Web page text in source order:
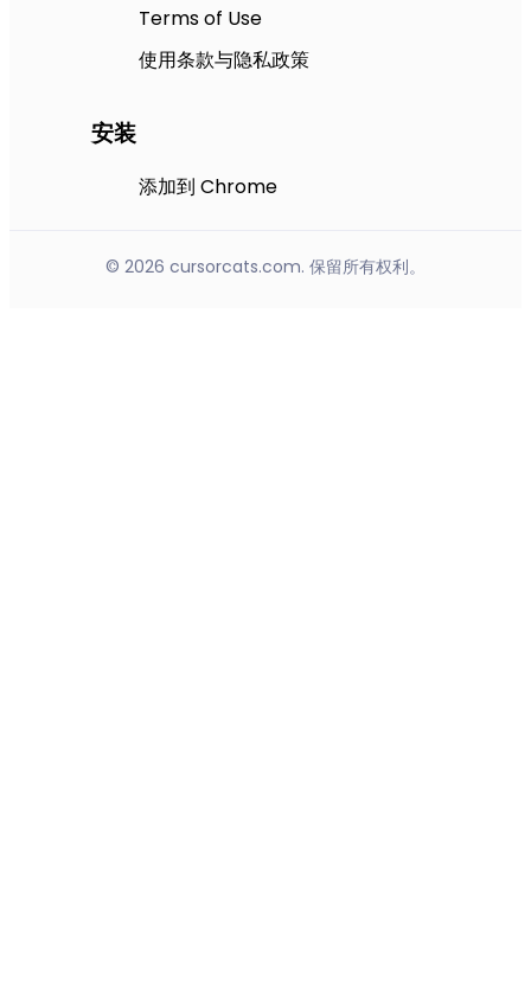
Terms of Use
使用条款与隐私政策
安装
添加到 Chrome
© 2026 cursorcats.com. 保留所有权利。